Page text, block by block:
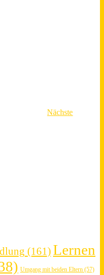
Nächste
(161) Lernen
Umgang mit beiden Eltern (57)